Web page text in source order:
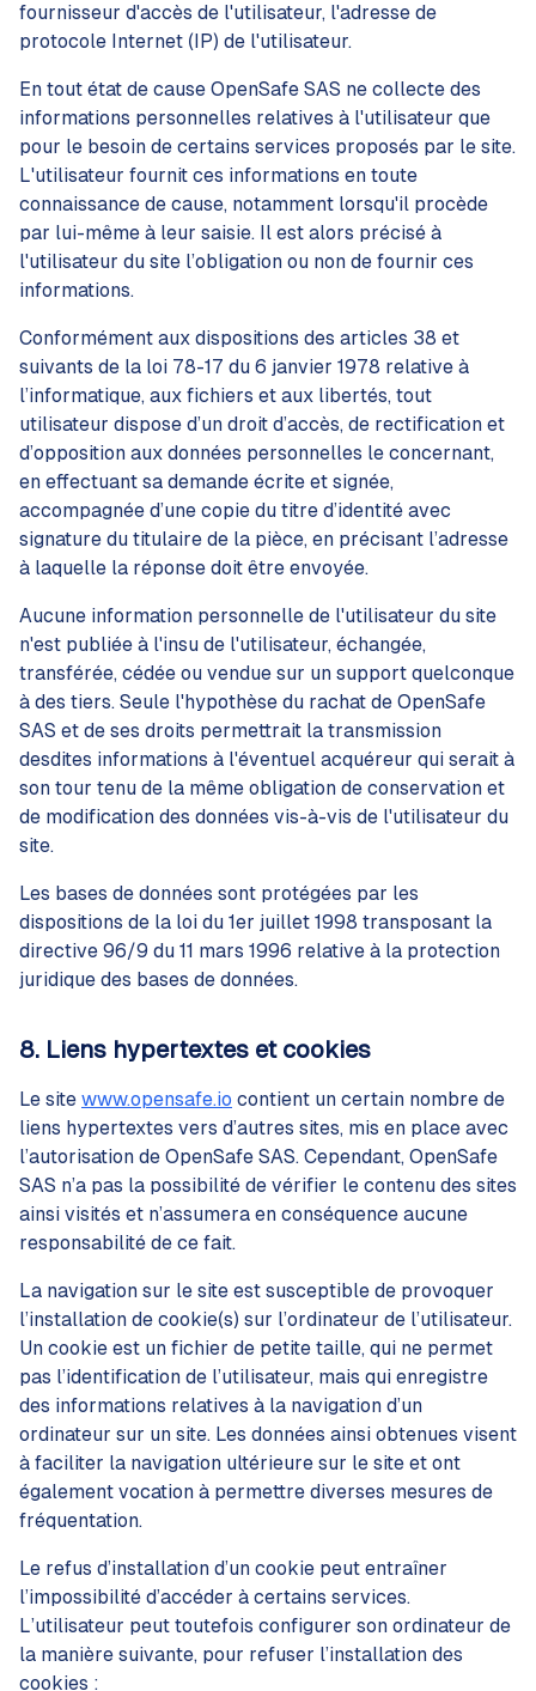
fournisseur d'accès de l'utilisateur, l'adresse de
protocole Internet (IP) de l'utilisateur.
En tout état de cause OpenSafe SAS ne collecte des
informations personnelles relatives à l'utilisateur que
pour le besoin de certains services proposés par le site.
L'utilisateur fournit ces informations en toute
connaissance de cause, notamment lorsqu'il procède
par lui-même à leur saisie. Il est alors précisé à
l'utilisateur du site l’obligation ou non de fournir ces
informations.
Conformément aux dispositions des articles 38 et
suivants de la loi 78-17 du 6 janvier 1978 relative à
l’informatique, aux fichiers et aux libertés, tout
utilisateur dispose d’un droit d’accès, de rectification et
d’opposition aux données personnelles le concernant,
en effectuant sa demande écrite et signée,
accompagnée d’une copie du titre d’identité avec
signature du titulaire de la pièce, en précisant l’adresse
à laquelle la réponse doit être envoyée.
Aucune information personnelle de l'utilisateur du site
n'est publiée à l'insu de l'utilisateur, échangée,
transférée, cédée ou vendue sur un support quelconque
à des tiers. Seule l'hypothèse du rachat de OpenSafe
SAS et de ses droits permettrait la transmission
desdites informations à l'éventuel acquéreur qui serait à
son tour tenu de la même obligation de conservation et
de modification des données vis-à-vis de l'utilisateur du
site.
Les bases de données sont protégées par les
dispositions de la loi du 1er juillet 1998 transposant la
directive 96/9 du 11 mars 1996 relative à la protection
juridique des bases de données.
8. Liens hypertextes et cookies
Le site www.opensafe.io contient un certain nombre de
liens hypertextes vers d’autres sites, mis en place avec
l’autorisation de OpenSafe SAS. Cependant, OpenSafe
SAS n’a pas la possibilité de vérifier le contenu des sites
ainsi visités et n’assumera en conséquence aucune
responsabilité de ce fait.
La navigation sur le site est susceptible de provoquer
l’installation de cookie(s) sur l’ordinateur de l’utilisateur.
Un cookie est un fichier de petite taille, qui ne permet
pas l’identification de l’utilisateur, mais qui enregistre
des informations relatives à la navigation d’un
ordinateur sur un site. Les données ainsi obtenues visent
à faciliter la navigation ultérieure sur le site et ont
également vocation à permettre diverses mesures de
fréquentation.
Le refus d’installation d’un cookie peut entraîner
l’impossibilité d’accéder à certains services.
L’utilisateur peut toutefois configurer son ordinateur de
la manière suivante, pour refuser l’installation des
cookies :